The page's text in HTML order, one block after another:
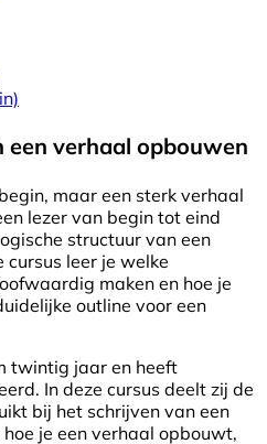
een verhaal opbouwen
maar een sterk verhaal
lezer van begin tot eind
structuur van een
leer je welke
maken en hoe je
outline voor een
twintig jaar en heeft
In deze cursus deelt zij de
bij het schrijven van een
je een verhaal opbouwt,